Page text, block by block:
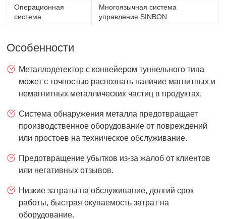
Операционная
система
Многоязычная система
управления SINBON
Особенности
Металлодетектор с конвейером туннельного типа
может с точностью распознать наличие магнитных и
немагнитных металлических частиц в продуктах.
Система обнаружения металла предотвращает
производственное оборудование от повреждений
или простоев на техническое обслуживание.
Предотвращение убытков из-за жалоб от клиентов
или негативных отзывов.
Низкие затраты на обслуживание, долгий срок
работы, быстрая окупаемость затрат на
оборудование.